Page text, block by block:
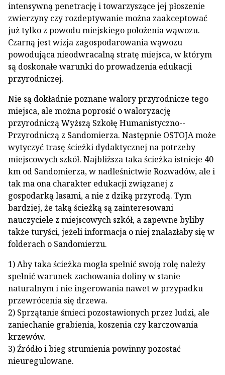
intensywną penetrację i towarzyszące jej pło­szenie
zwierzyny czy rozdeptywanie można zaak­ceptować
już tylko z powodu miejskiego położenia wąwozu.
Czarną jest wizja zagospodarowania wą­wozu
powodująca nieodwracalną stratę miejsca, w którym
są doskonałe warunki do prowadzenia edukacji
przyrodniczej.
Nie są dokładnie poznane walory przyrodnicze tego
miejsca, ale można poprosić o waloryzację
przyrodniczą Wyższą Szkołę Humanistyczno-­
Przyrodniczą z Sandomierza. Następnie OSTOJA może
wytyczyć trasę ścieżki dydaktycznej na po­trzeby
miejscowych szkół. Najbliższa taka ścieżka istnieje 40
km od Sandomierza, w nadleśnictwie Rozwadów, ale i
tak ma ona charakter edukacji związanej z
gospodarką lasami, a nie z dziką przy­rodą. Tym
bardziej, że taką ścieżką są zaintereso­wani
nauczyciele z miejscowych szkół, a zapewne byliby
także turyści, jeżeli informacja o niej znala­złaby się w
folderach o Sandomierzu.
1) Aby taka ścieżka mogła spełnić swoją rolę należy
spełnić warunek zachowania doliny w stanie
naturalnym i nie ingerowania nawet w przypadku
przewrócenia się drzewa.
2) Sprzątanie śmieci pozostawionych przez ludzi, ale
zaniechanie grabienia, koszenia czy karczowania
krzewów.
3) Źródło i bieg strumienia powinny pozo­stać
nieuregulowane.